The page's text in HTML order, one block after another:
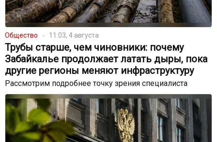
Общество 11:03, 4 августа
Трубы старше, чем чиновники: почему
Забайкалье продолжает латать дыры, пока
другие регионы меняют инфраструктуру
Рассмотрим подробнее точку зрения специалиста